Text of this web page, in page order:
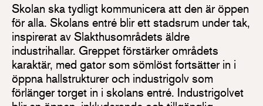
Skolan ska tydligt kommunicera att den är öppen
för alla. Skolans entré blir ett stadsrum under tak,
inspirerat av Slakthusområdets äldre
industrihallar. Greppet förstärker områdets
karaktär, med gator som sömlöst fortsätter in i
öppna hallstrukturer och industrigolv som
förlänger torget in i skolans entré. Industrigolvet